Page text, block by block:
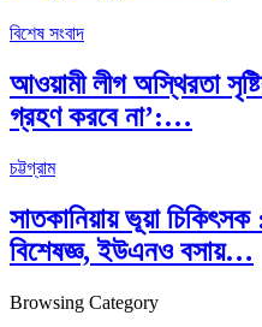
বিশেষ সংবাদ
আওয়ামী লীগ অস্থিরতা
গ্রহণ করবে না’:…
চট্টগ্রাম
সাতকানিয়ায় ভূয়া
বিশেষজ্ঞ, ইউএনও বসায়…
Browsing Category